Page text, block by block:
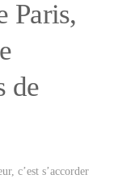
Paris,
de
c’est s’accorder